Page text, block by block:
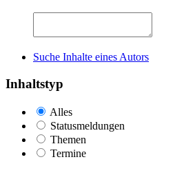
Suche Inhalte eines Autors
Inhaltstyp
Alles
Statusmeldungen
Themen
Termine